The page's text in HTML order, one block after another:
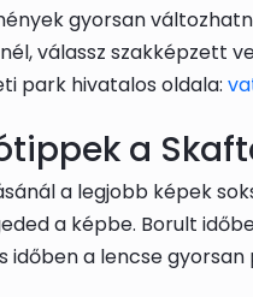
gyorsan
válassz szakképzett
park hivatalos oldala:
a
a legjobb képek
a képbe. Borult
időben a lencse